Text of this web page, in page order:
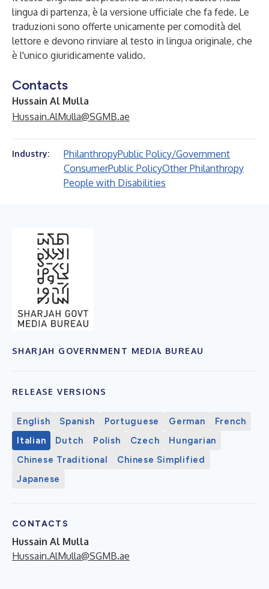
lingua di partenza, è la versione ufficiale che fa fede. Le
traduzioni sono offerte unicamente per comodità del
lettore e devono rinviare al testo in lingua originale, che
è l'unico giuridicamente valido.
Contacts
Hussain Al Mulla
Hussain.AlMulla@SGMB.ae
Industry: PhilanthropyPublic Policy/Government
ConsumerPublic PolicyOther Philanthropy
People with Disabilities
SHARJAH GOVERNMENT MEDIA BUREAU
RELEASE VERSIONS
English Spanish Portuguese German
French
Italian
Dutch Polish Czech
Hungarian
Chinese Traditional
Chinese Simplified
Japanese
CONTACTS
Hussain Al Mulla
Hussain.AlMulla@SGMB.ae